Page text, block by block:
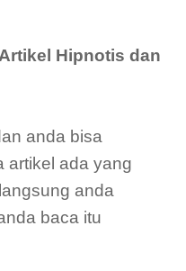
Hipnotis dan
anda bisa
artikel ada yang
anda
baca itu